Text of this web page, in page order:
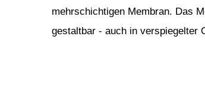
mehrschichtigen Membran. Das
gestaltbar - auch in verspiegelter